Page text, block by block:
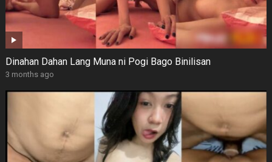
Dinahan Dahan Lang Muna ni Pogi Bago Binilisan
3 months ago